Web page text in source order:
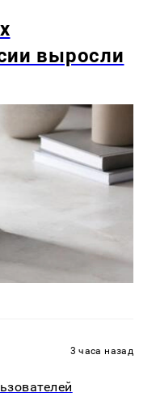
выросли
3 часа назад